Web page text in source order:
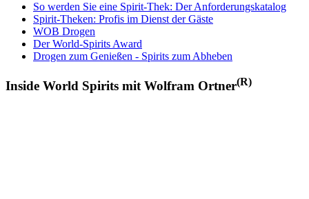
So werden Sie eine Spirit-Thek: Der Anforderungskatalog
Spirit-Theken: Profis im Dienst der Gäste
WOB Drogen
Der World-Spirits Award
Drogen zum Genießen - Spirits zum Abheben
Inside World Spirits mit Wolfram Ortner(R)